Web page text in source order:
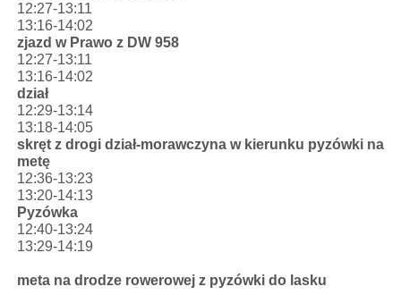
12:27-13:11
13:16-14:02
zjazd w Prawo z DW 958
12:27-13:11
13:16-14:02
dział
12:29-13:14
13:18-14:05
skręt z drogi dział-morawczyna w kierunku pyzówki na
metę
12:36-13:23
13:20-14:13
Pyzówka
12:40-13:24
13:29-14:19
meta na drodze rowerowej z pyzówki do lasku